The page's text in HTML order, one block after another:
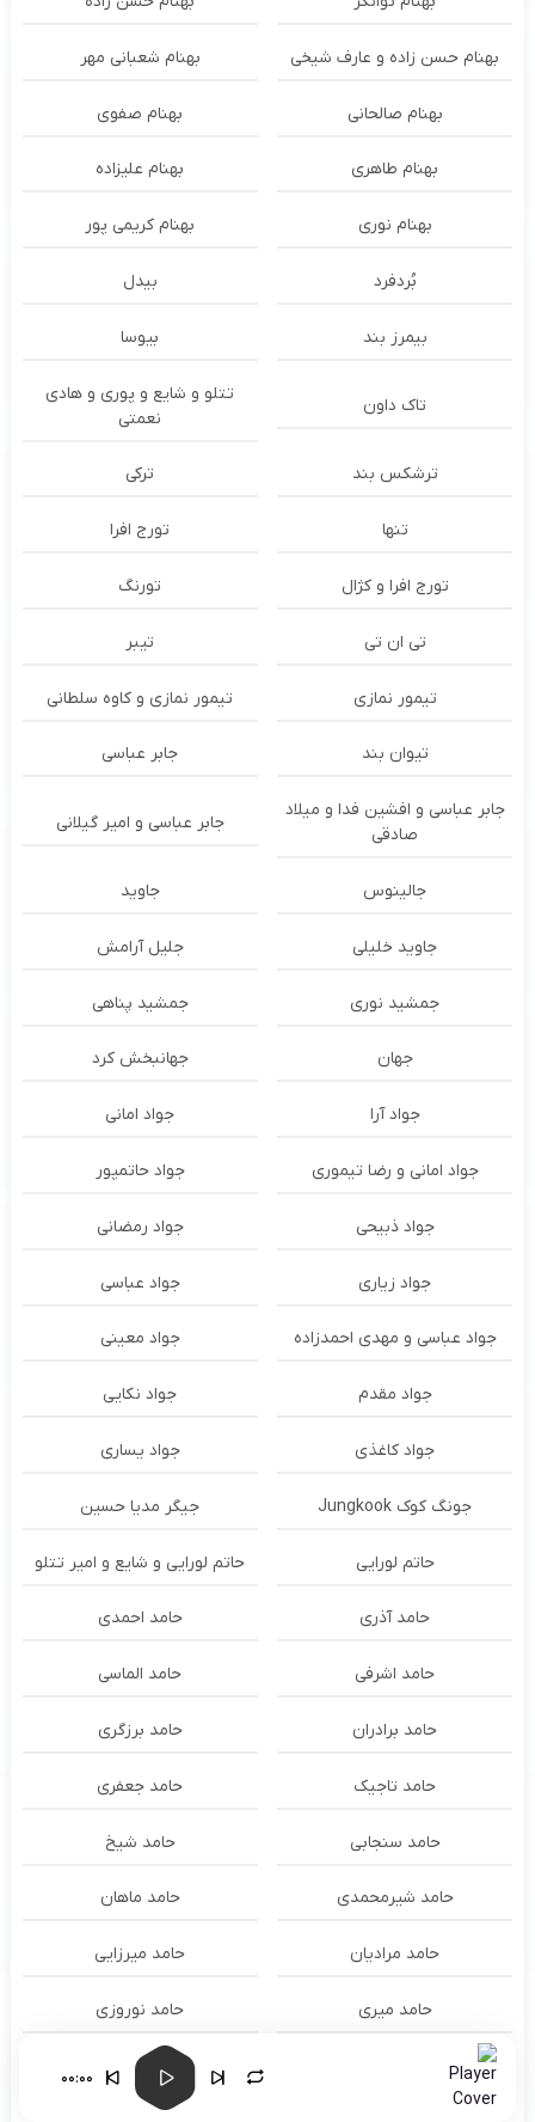
بهنام حسن زاده و عارف شیخی بهنام شعبانی مهر
بهنام صالحانی بهنام صفوی
بهنام طاهری بهنام علیزاده
بهنام نوری بهنام کریمی پور
بُردفرد بیدل
بیمرز بند بیوسا
تاک داون
تتلو و شایع و پوری و هادی
نعمتی
ترشكس بند ترکی
تنها تورج افرا
تورج افرا و کژال تورنگ
تی ان تی تیبر
تیمور نمازی تیمور نمازی و کاوه سلطانی
تیوان بند جابر عباسی
جابر عباسی و افشین فدا و میلاد
صادقی
جابر عباسی و امیر گیلانی
جالینوس جاوید
جاوید خلیلی جلیل آرامش
جمشید نوری جمشید پناهی
جهان جهانبخش کرد
جواد آرا جواد امانی
جواد امانی و رضا تیموری جواد حاتمپور
جواد ذبیحی جواد رمضانی
جواد زیاری جواد عباسی
جواد عباسی و مهدی احمدزاده جواد معینی
جواد مقدم جواد نکایی
جواد کاغذی جواد یساری
جونگ کوک Jungkook جیگر مدیا حسین
حاتم لورایی حاتم لورایی و شایع و امیر تتلو
حامد آذری حامد احمدی
حامد اشرفی حامد الماسی
حامد برادران حامد برزگری
حامد تاجیک حامد جعفری
حامد سنجابی حامد شیخ
حامد شیرمحمدی حامد ماهان
حامد مرادیان حامد میرزایی
حامد میری حامد نوروزی
حامد هنرور
00:00